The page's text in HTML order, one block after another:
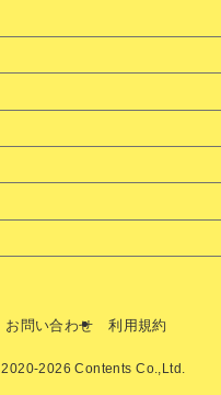
お問い合わせ 利用規約
2020-2026 Contents Co.,Ltd.